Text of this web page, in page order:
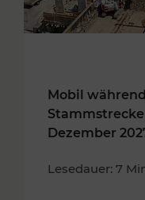
Mobil
Dezember
Lesedauer: 7